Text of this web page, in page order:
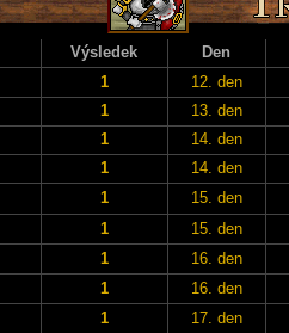
Výsledek
Den
1
12. den
1
13. den
1
14. den
1
14. den
1
15. den
1
15. den
1
16. den
1
16. den
1
17. den